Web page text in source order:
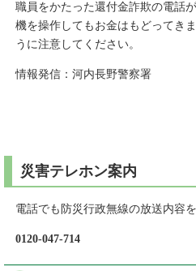
職員をかたった還付金詐欺の電話
機を操作してもお金はもどってき
うに注意してください。
情報発信：河内長野警察署
災害テレホン案内
電話でも防災行政無線の放送内容
0120-047-714